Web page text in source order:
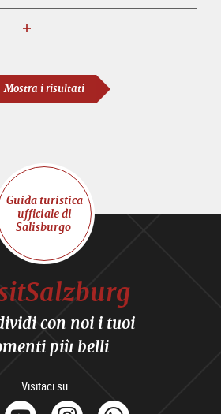
diminuisci
Mostra i risultati
Guida turistica
ufficiale di
Salisburgo
con noi i tuoi
più belli
Visitaci su